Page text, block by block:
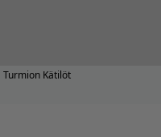
Turmion Kätilöt